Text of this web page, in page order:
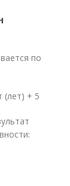
по
(лет) + 5